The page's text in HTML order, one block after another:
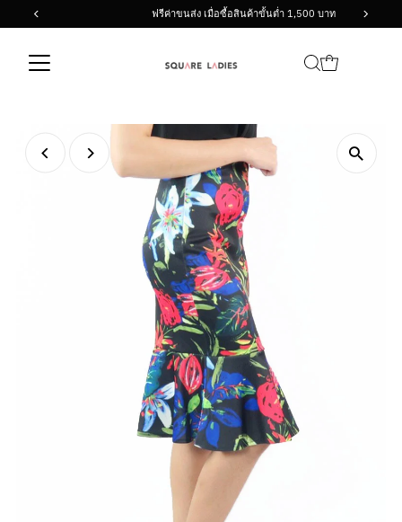
Skip to content ฟรีค่าขนส่ง เมื่อซื้อสินค้าขั้นต่ำ 1,500 บาท